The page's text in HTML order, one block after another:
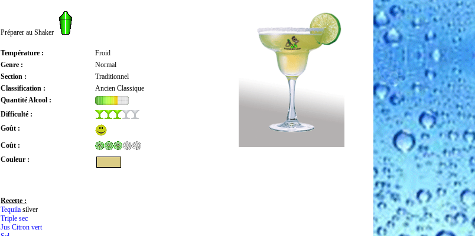
Préparer au Shaker
Température :
Froid
Genre :
Normal
Section :
Traditionnel
Classification :
Ancien Classique
Quantité Alcool :
Difficulté :
Goût :
Coût :
Couleur :
Recette :
Tequila silver
Triple sec
Jus Citron vert